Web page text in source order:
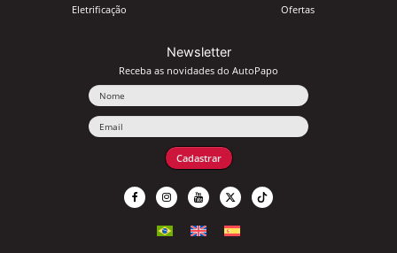
Eletrificação Ofertas
Newsletter
Receba as novidades do AutoPapo
Cadastrar